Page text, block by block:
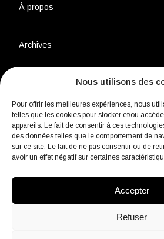
Nous utilisons des
Pour offrir les meilleures expériences, nous
telles que les cookies pour stocker et/ou
appareils. Le fait de consentir à ces
des données telles que le comportement de
sur ce site. Le fait de ne pas consentir ou de
avoir un effet négatif sur certaines
Accepter
Refuser
À propos
Archives
Charte environnementale
Politique de confidentialité
Mentions légales